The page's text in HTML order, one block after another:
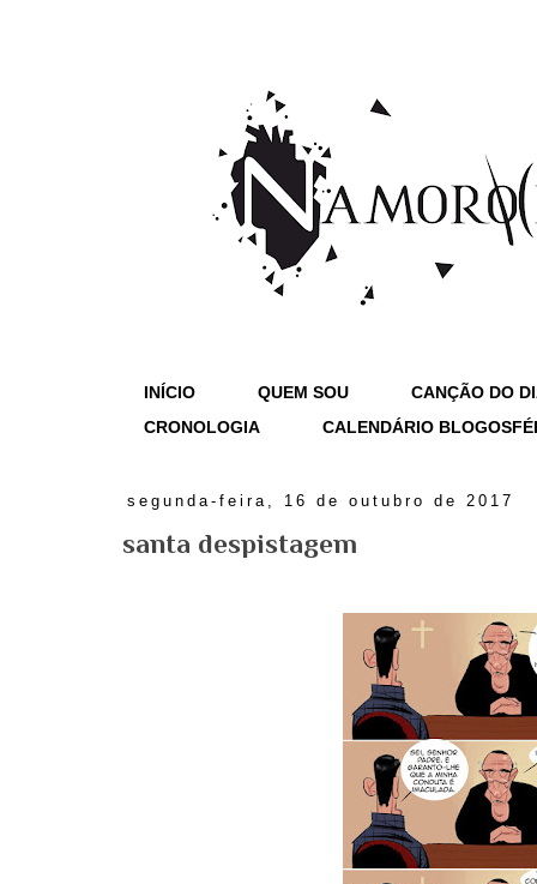
INÍCIO QUEM SOU
CANÇÃO DO
CRONOLOGIA
CALENDÁRIO
segunda-feira, 16 de outubro de 2017
santa despistagem